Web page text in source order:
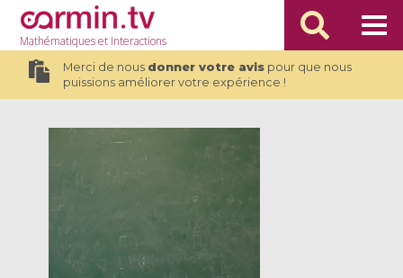
Mathématiqueset Interactions
Merci de nous donner votre avispour que nous
puissions améliorer votre expérience !